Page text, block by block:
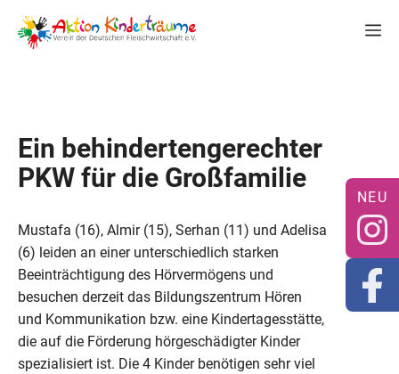
Inhalt
springen
Ein behindertengerechter
PKW für die Großfamilie
Mustafa (16), Almir (15), Serhan (11) und Adelisa
(6) leiden an einer unterschiedlich starken
Beeinträchtigung des Hörvermögens und
besuchen derzeit das Bildungszentrum Hören
und Kommunikation bzw. eine Kindertagesstätte,
die auf die Förderung hörgeschädigter Kinder
spezialisiert ist. Die 4 Kinder benötigen sehr viel